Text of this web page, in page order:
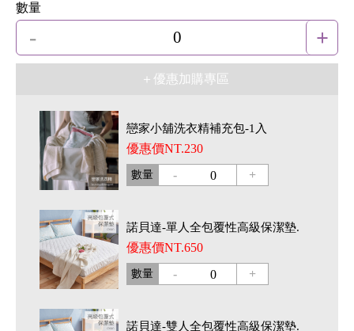
數量
- 0 +
＋優惠加購專區
戀家小舖洗衣精補充包-1入
優惠價NT.230
數量 - 0 +
諾貝達-單人全包覆性高級保潔墊.
優惠價NT.650
數量 - 0 +
諾貝達-雙人全包覆性高級保潔墊.